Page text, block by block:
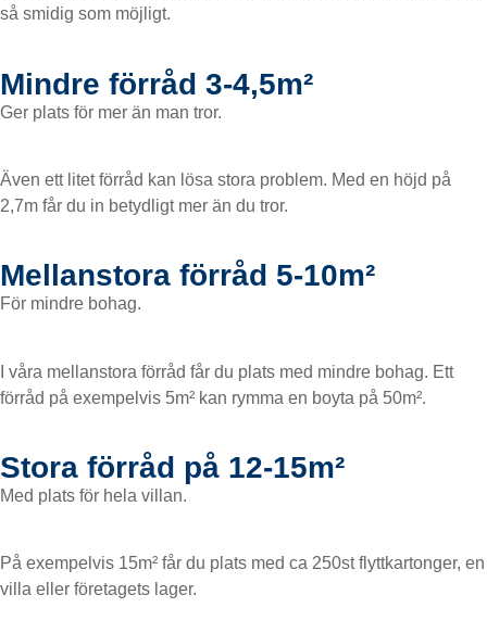
så smidig som möjligt.
Mindre förråd 3-4,5m²
Ger plats för mer än man tror.
Även ett litet förråd kan lösa stora problem. Med en höjd på
2,7m får du in betydligt mer än du tror.
Mellanstora förråd 5-10m²
För mindre bohag.
I våra mellanstora förråd får du plats med mindre bohag. Ett
förråd på exempelvis 5m² kan rymma en boyta på 50m².
Stora förråd på 12-15m²
Med plats för hela villan.
På exempelvis 15m² får du plats med ca 250st flyttkartonger, en
villa eller företagets lager.